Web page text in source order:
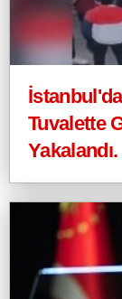
Tuvalette
Yakalandı.